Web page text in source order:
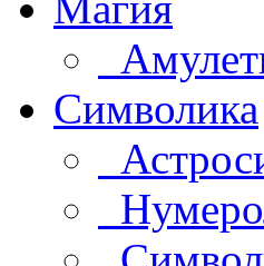
Символика